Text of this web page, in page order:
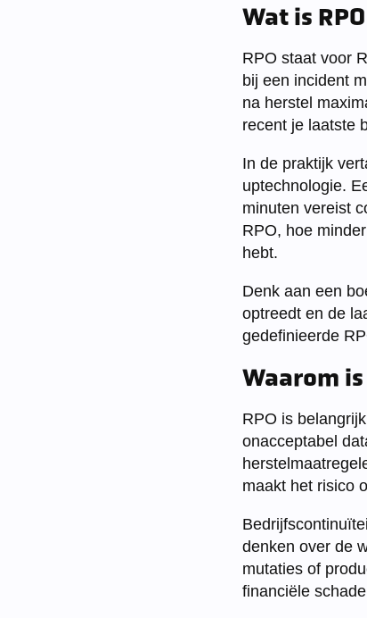
Wat is
RPO staat voor
bij een incident
na herstel
recent je laatste
In de praktijk
uptechnologie.
minuten vereist
RPO, hoe
hebt.
Denk aan een
optreedt en de
gedefinieerde
Waarom
RPO is
onacceptabel
maakt het risico
denken over de
mutaties of
financiële